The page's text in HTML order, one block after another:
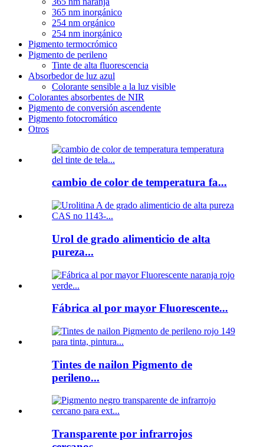
365 nm inorgánico
254 nm orgánico
254 nm inorgánico
Pigmento termocrómico
Pigmento de perileno
Tinte de alta fluorescencia
Absorbedor de luz azul
Colorante sensible a la luz visible
Colorantes absorbentes de NIR
Pigmento de conversión ascendente
Pigmento fotocromático
Otros
cambio de color de temperatura fa...
Urol de grado alimenticio de alta
pureza...
Fábrica al por mayor Fluorescente...
Tintes de nailon Pigmento de
perileno...
Transparente por infrarrojos